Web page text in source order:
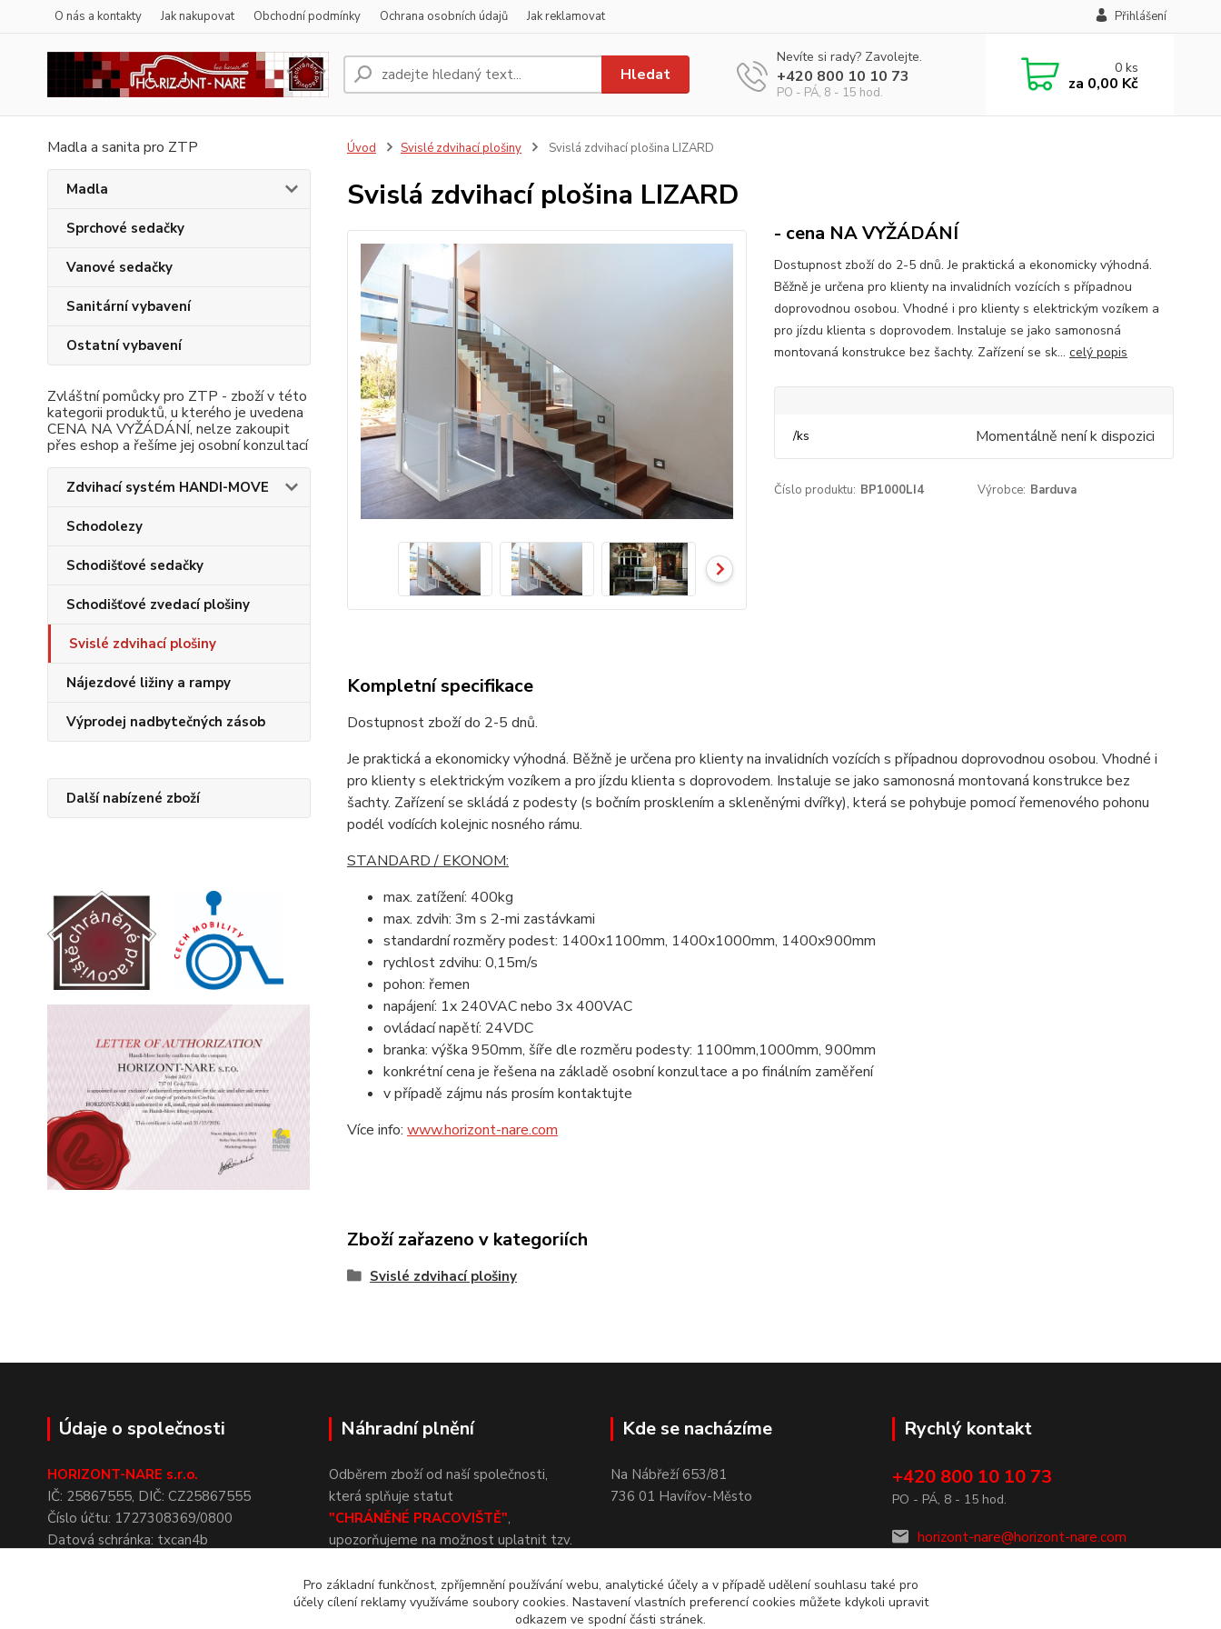
O nás a kontakty Jak nakupovat Obchodní podmínky Ochrana osobních údajů Jak reklamovat Přihlášení
Hledat
Nevíte si rady? Zavolejte.
+420 800 10 10 73
PO - PÁ, 8 - 15 hod.
0ks
za 0,00 Kč
Madla a sanita pro ZTP
Madla
Sprchové sedačky
Vanové sedačky
Sanitární vybavení
Ostatní vybavení
Zvláštní pomůcky pro ZTP - zboží v této
kategorii produktů, u kterého je uvedena
CENA NA VYŽÁDÁNÍ, nelze zakoupit
přes eshop a řešíme jej osobní konzultací
Zdvihací systém HANDI-MOVE
Schodolezy
Schodišťové sedačky
Schodišťové zvedací plošiny
Svislé zdvihací plošiny
Nájezdové ližiny a rampy
Výprodej nadbytečných zásob
Další nabízené zboží
Úvod Svislé zdvihací plošiny Svislá zdvihací plošina LIZARD
Svislá zdvihací plošina LIZARD
- cena NA VYŽÁDÁNÍ
Dostupnost zboží do 2-5 dnů. Je praktická a ekonomicky výhodná.
Běžně je určena pro klienty na invalidních vozících s případnou
doprovodnou osobou. Vhodné i pro klienty s elektrickým vozíkem a
pro jízdu klienta s doprovodem. Instaluje se jako samonosná
montovaná konstrukce bez šachty. Zařízení se sk... celý popis
/ks Momentálně není k dispozici
Číslo produktu: BP1000LI4 Výrobce: Barduva
Kompletní specifikace
Dostupnost zboží do 2-5 dnů.
Je praktická a ekonomicky výhodná. Běžně je určena pro klienty na invalidních vozících s případnou doprovodnou osobou. Vhodné i
pro klienty s elektrickým vozíkem a pro jízdu klienta s doprovodem. Instaluje se jako samonosná montovaná konstrukce bez
šachty. Zařízení se skládá z podesty (s bočním prosklením a skleněnými dvířky), která se pohybuje pomocí řemenového pohonu
podél vodících kolejnic nosného rámu.
STANDARD / EKONOM:
max. zatížení: 400kg
max. zdvih: 3m s 2-mi zastávkami
standardní rozměry podest: 1400x1100mm, 1400x1000mm, 1400x900mm
rychlost zdvihu: 0,15m/s
pohon: řemen
napájení: 1x 240VAC nebo 3x 400VAC
ovládací napětí: 24VDC
branka: výška 950mm, šíře dle rozměru podesty: 1100mm,1000mm, 900mm
konkrétní cena je řešena na základě osobní konzultace a po finálním zaměření
v případě zájmu nás prosím kontaktujte
Více info: www.horizont-nare.com
Zboží zařazeno v kategoriích
Svislé zdvihací plošiny
Údaje o společnosti
HORIZONT-NARE s.r.o.
IČ: 25867555, DIČ: CZ25867555
Číslo účtu: 1727308369/0800
Datová schránka: txcan4b
Náhradní plnění
Odběrem zboží od naší společnosti,
která splňuje statut
"CHRÁNĚNÉ PRACOVIŠTĚ",
upozorňujeme na možnost uplatnit tzv.
zákona č. 435/2004 Sb., o zaměstnanosti.
Kde se nacházíme
Na Nábřeží 653/81
736 01 Havířov-Město
Rychlý kontakt
+420 800 10 10 73
PO - PÁ, 8 - 15 hod.
horizont-nare@horizont-nare.com
Pro základní funkčnost, zpříjemnění používání webu, analytické účely a v případě udělení souhlasu také pro
účely cílení reklamy využíváme soubory cookies. Nastavení vlastních preferencí cookies můžete kdykoli upravit
odkazem ve spodní části stránek.